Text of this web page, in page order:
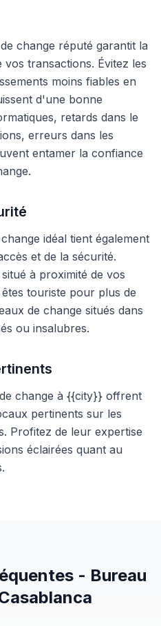
change réputé garantit la
vos transactions. Évitez les
moins fiables en
d'une bonne
retards dans le
erreurs dans les
entamer la confiance
idéal tient également
et de la sécurité.
à proximité de vos
touriste pour plus de
de change situés dans
ou insalubres.
change à {{city}} offrent
pertinents sur les
Profitez de leur expertise
éclairées quant au
- Bureau